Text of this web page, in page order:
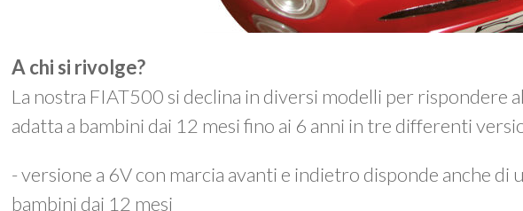
A chi si rivolge?
La nostra FIAT500 si declina in diversi modelli per rispondere
adatta a bambini dai 12 mesi fino ai 6 anni in tre differenti
- versione a 6V con marcia avanti e indietro disponde anche
bambini dai 12 mesi